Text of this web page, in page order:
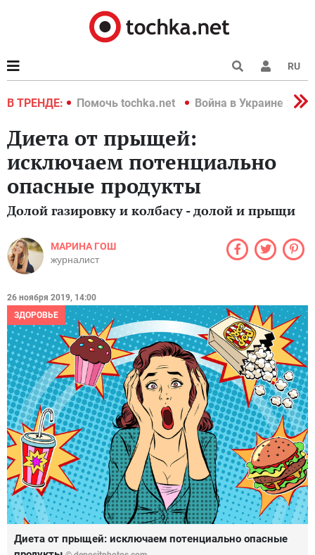
RU
В ТРЕНДЕ:
2022 Помочь tochka.net Война в Украине 2022
Диета от прыщей:
исключаем потенциально
опасные продукты
Долой газировку и колбасу - долой и прыщи
МАРИНА ГОШ
журналист
26 ноября 2019, 14:00
ЗДОРОВЬЕ
Диета от прыщей: исключаем потенциально опасные